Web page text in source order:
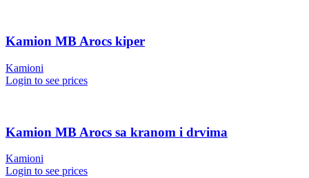
Kamion MB Arocs kiper
Kamioni
Login to see prices
Kamion MB Arocs sa kranom i drvima
Kamioni
Login to see prices